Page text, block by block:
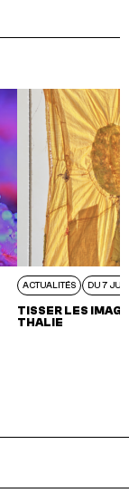
ACTUALITÉS DU 7
TISSER LES
THALIE